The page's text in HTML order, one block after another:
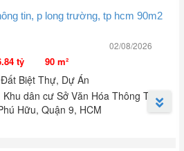
tin, p long trường, tp hcm 90m2
02/08/2026
tỷ 90 m²
Đất Biệt Thự, Dự Án
Khu dân cư Sở Văn Hóa Thông Tin,
Hữu, Quận 9, HCM